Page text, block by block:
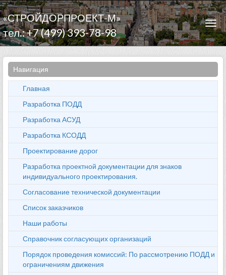
«СТРОЙДОРПРОЕКТ-М»
тел.: +7 (499) 393-78-98
Навигация
Главная
Разработка ПОДД
Разработка АСУД
Разработка КСОДД
Проектирование дорог
Разработка проектной документации для знаков
индивидуального проектирования.
Согласование технической документации
Список заказчиков
Наши работы
Справочник согласующих организаций
Порядок проведения комиссий: По рассмотрению ПОДД и
ограничениям движения